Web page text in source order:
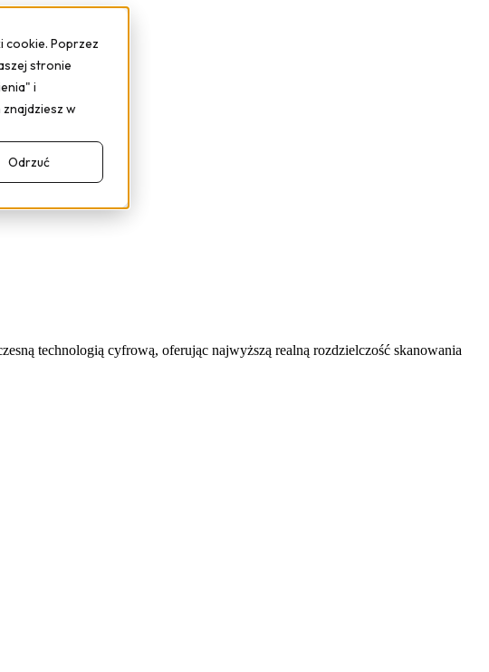
cookie. Poprzez
stronie
i
w
Odrzuć
technologią cyfrową, oferując najwyższą realną rozdzielczość skanowania